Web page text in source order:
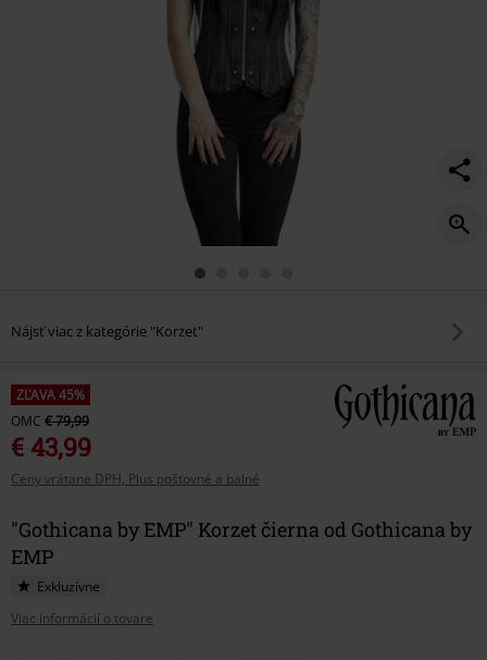
Nájsť viac z kategórie "Korzet"
ZĽAVA 45%
OMC € 79,99
€ 43,99
Ceny vrátane DPH, Plus poštovné a balné
"Gothicana by EMP" Korzet čierna od Gothicana by
EMP
Exkluzívne
Viac informácií o tovare